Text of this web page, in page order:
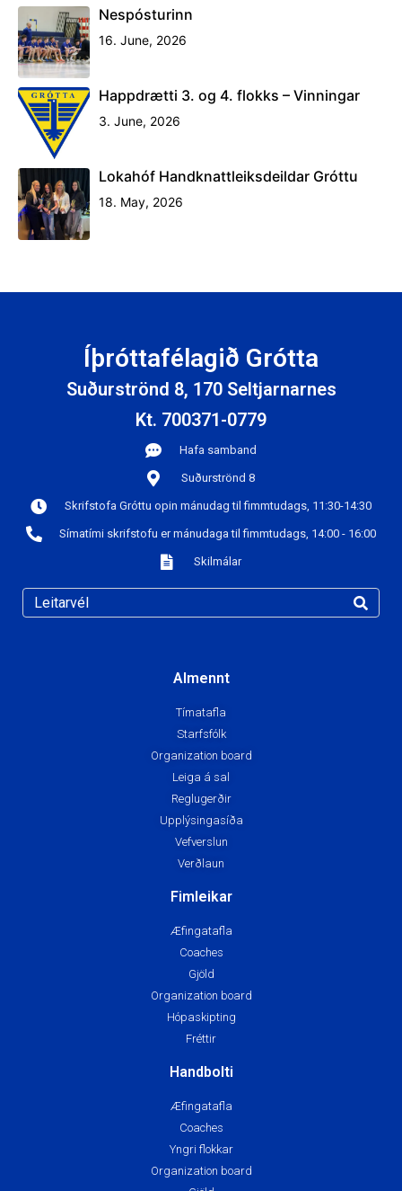
Nespósturinn
16. June, 2026
Happdrætti 3. og 4. flokks – Vinningar
3. June, 2026
Lokahóf Handknattleiksdeildar Gróttu
18. May, 2026
Íþróttafélagið Grótta
Suðurströnd 8, 170 Seltjarnarnes
Kt. 700371-0779
Hafa samband
Suðurströnd 8
Skrifstofa Gróttu opin mánudag til fimmtudags, 11:30-14:30
Símatími skrifstofu er mánudaga til fimmtudags, 14:00 - 16:00
Skilmálar
Almennt
Tímatafla
Starfsfólk
Organization board
Leiga á sal
Reglugerðir
Upplýsingasíða
Vefverslun
Verðlaun
Fimleikar
Æfingatafla
Coaches
Gjöld
Organization board
Hópaskipting
Fréttir
Handbolti
Æfingatafla
Coaches
Yngri flokkar
Organization board